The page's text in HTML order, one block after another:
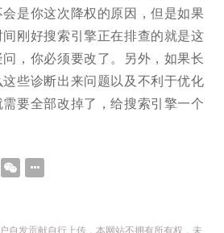
是你这次降权的原因，但是如果
刚好搜索引擎正在排查的就是这
，你必须要改了。另外，如果长
些诊断出来问题以及不利于优化
要全部改掉了，给搜索引擎一个
自发贡献自行上传，本网站不拥有所有权，未